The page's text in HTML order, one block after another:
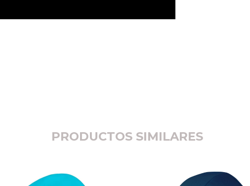
PRODUCTOS SIMILARES